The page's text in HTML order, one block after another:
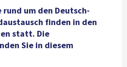
um den Deutsch-
finden in den
statt. Die
Sie in diesem